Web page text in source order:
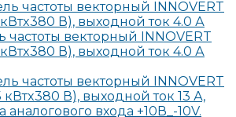
частоты векторный INNOVERT
кВтx380 В), выходной ток 4.0 А